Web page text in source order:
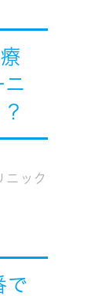
ニ
ニック
で